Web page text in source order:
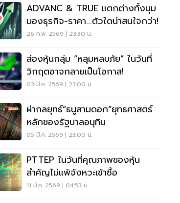
ADVANC & TRUE แตกต่างทั้งมุม
มองธุรกิจ-ราคา...ตัวใดน่าสนใจกว่า!
26 ก.พ. 2569 | 23:30 น.
ส่องหุ้นกลุ่ม “หลุมหลบภัย” ในวันที่
วิกฤตอาจกลายเป็นโอกาส!
03 มี.ค. 2569 | 23:00 น.
ผ่ากลยุทธ์“ธนูสามดอก”ยุทธศาสตร์
หลักของรัฐบาลอนุทิน
05 มี.ค. 2569 | 23:00 น.
PTTEP ในวันที่คุณภาพของหุ้น
สำคัญไม่แพ้จังหวะเข้าซื้อ
11 มี.ค. 2569 | 04:53 น.